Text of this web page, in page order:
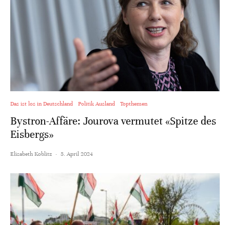
Das ist los in Deutschland Politik Ausland Topthemen
Bystron-Affäre: Jourova vermutet «Spitze des
Eisbergs»
Elisabeth Koblitz · 5. April 2024